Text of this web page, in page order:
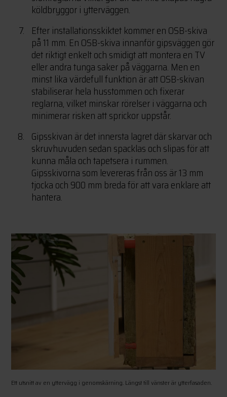
köldbryggor i ytterväggen.
Efter installationsskiktet kommer en OSB-skiva
på 11 mm. En OSB-skiva innanför gipsväggen gör
det riktigt enkelt och smidigt att montera en TV
eller andra tunga saker på väggarna. Men en
minst lika värdefull funktion är att OSB-skivan
stabiliserar hela husstommen och fixerar
reglarna, vilket minskar rörelser i väggarna och
minimerar risken att sprickor uppstår.
Gipsskivan är det innersta lagret där skarvar och
skruvhuvuden sedan spacklas och slipas för att
kunna måla och tapetsera i rummen.
Gipsskivorna som levereras från oss är 13 mm
tjocka och 900 mm breda för att vara enklare att
hantera.
Ett utsnitt av en yttervägg i genomskärning. Längst till vänster är ytterfasaden.